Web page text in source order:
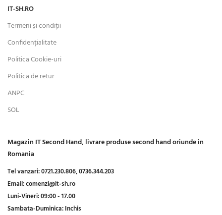
IT-SH.RO
Termeni și condiții
Confidențialitate
Politica Cookie-uri
Politica de retur
ANPC
SOL
Magazin IT Second Hand, livrare produse second hand oriunde in
Romania
Tel vanzari:0721.230.806,0736.344.203
Email:comenzi@it-sh.ro
Luni-Vineri:09:00 - 17.00
Sambata-Duminica:Inchis